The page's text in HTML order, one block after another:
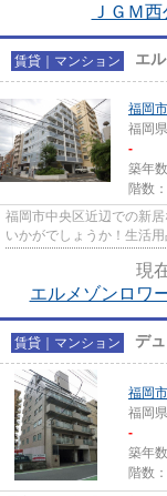
ＪＧＭ
賃貸｜マンション エ
福岡
福岡県
-
築年
階数
福岡市中央区近辺での新
いかがでしょうか！生活
新生堂 港店も歩いてすぐ
現
エルメゾンロワ
賃貸｜マンション デ
福岡
福岡県
-
築年
階数